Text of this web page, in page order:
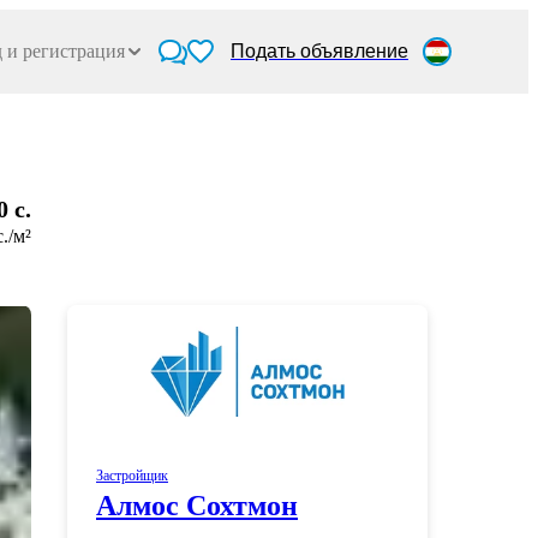
и регистрация Подать объявление
c.
м²
Застройщик
Алмос Сохтмон